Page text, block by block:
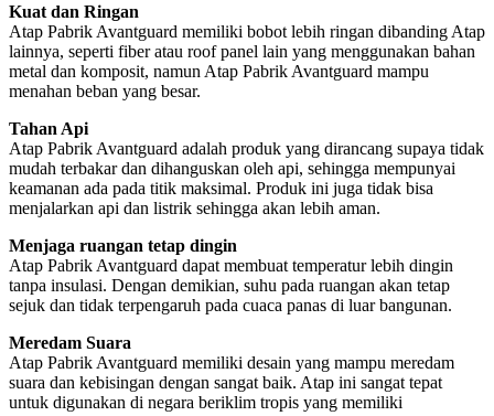
Kuat dan Ringan
Atap Pabrik Avantguard memiliki bobot lebih ringan dibanding Atap
lainnya, seperti fiber atau roof panel lain yang menggunakan bahan
metal dan komposit, namun Atap Pabrik Avantguard mampu
menahan beban yang besar.
Tahan Api
Atap Pabrik Avantguard adalah produk yang dirancang supaya tidak
mudah terbakar dan dihanguskan oleh api, sehingga mempunyai
keamanan ada pada titik maksimal. Produk ini juga tidak bisa
menjalarkan api dan listrik sehingga akan lebih aman.
Menjaga ruangan tetap dingin
Atap Pabrik Avantguard dapat membuat temperatur lebih dingin
tanpa insulasi. Dengan demikian, suhu pada ruangan akan tetap
sejuk dan tidak terpengaruh pada cuaca panas di luar bangunan.
Meredam Suara
Atap Pabrik Avantguard memiliki desain yang mampu meredam
suara dan kebisingan dengan sangat baik. Atap ini sangat tepat
untuk digunakan di negara beriklim tropis yang memiliki